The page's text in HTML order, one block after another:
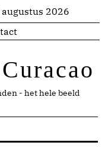
2026
- het hele beeld